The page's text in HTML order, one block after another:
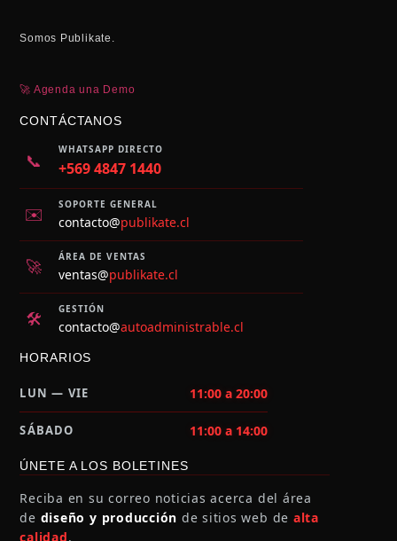
Somos Publikate.
🚀 Agenda una Demo
CONTÁCTANOS
📞
WHATSAPP DIRECTO
+569 4847 1440
✉️ SOPORTE GENERAL
contacto@publikate.cl
🚀 ÁREA DE VENTAS
ventas@publikate.cl
🛠️ GESTIÓN
contacto@autoadministrable.cl
HORARIOS
LUN — VIE 11:00 a 20:00
SÁBADO 11:00 a 14:00
ÚNETE A LOS BOLETINES
Reciba en su correo noticias acerca del área
de diseño y producción de sitios web de alta
calidad.